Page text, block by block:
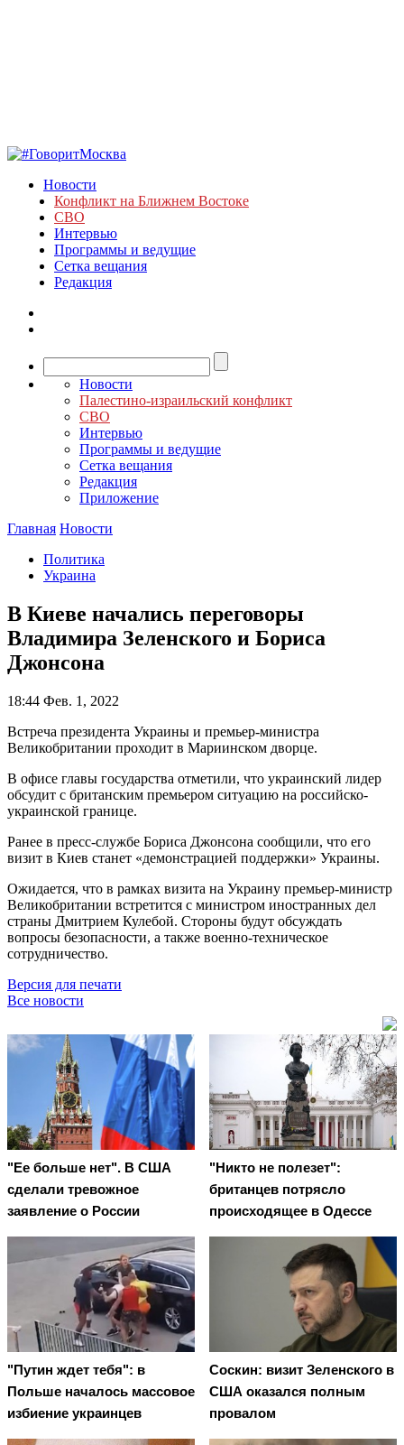
Новости
Конфликт на Ближнем Востоке
СВО
Интервью
Программы и ведущие
Сетка вещания
Редакция
Новости
Палестино-израильский конфликт
СВО
Интервью
Программы и ведущие
Сетка вещания
Редакция
Приложение
Главная Новости
Политика
Украина
В Киеве начались переговоры
Владимира Зеленского и Бориса
Джонсона
18:44 Фев. 1, 2022
Встреча президента Украины и премьер-министра
Великобритании проходит в Мариинском дворце.
В офисе главы государства отметили, что украинский лидер
обсудит с британским премьером ситуацию на российско-
украинской границе.
Ранее в пресс-службе Бориса Джонсона сообщили, что его
визит в Киев станет «демонстрацией поддержки» Украины.
Ожидается, что в рамках визита на Украину премьер-министр
Великобритании встретится с министром иностранных дел
страны Дмитрием Кулебой. Стороны будут обсуждать
вопросы безопасности, а также военно-техническое
сотрудничество.
Версия для печати
Все новости
"Ее больше нет". В США
сделали тревожное
заявление о России
"Никто не полезет":
британцев потрясло
происходящее в Одессе
"Путин ждет тебя": в
Польше началось массовое
избиение украинцев
Соскин: визит Зеленского в
США оказался полным
провалом